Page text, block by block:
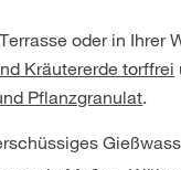
oder in Ihrer
Kräutererde torffrei
Pflanzgranulat.